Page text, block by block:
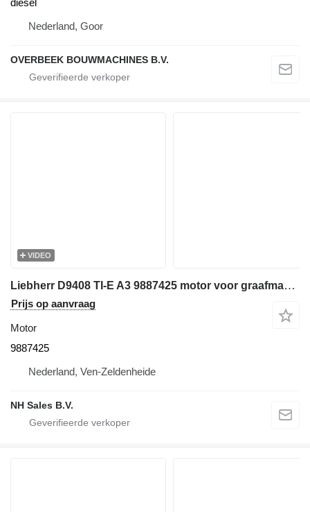
diesel
Nederland, Goor
OVERBEEK BOUWMACHINES B.V.
VIDEO
Liebherr D9408 TI-E A3 9887425 motor voor graafmachine
Prijs op aanvraag
Motor
9887425
Nederland, Ven-Zeldenheide
NH Sales B.V.